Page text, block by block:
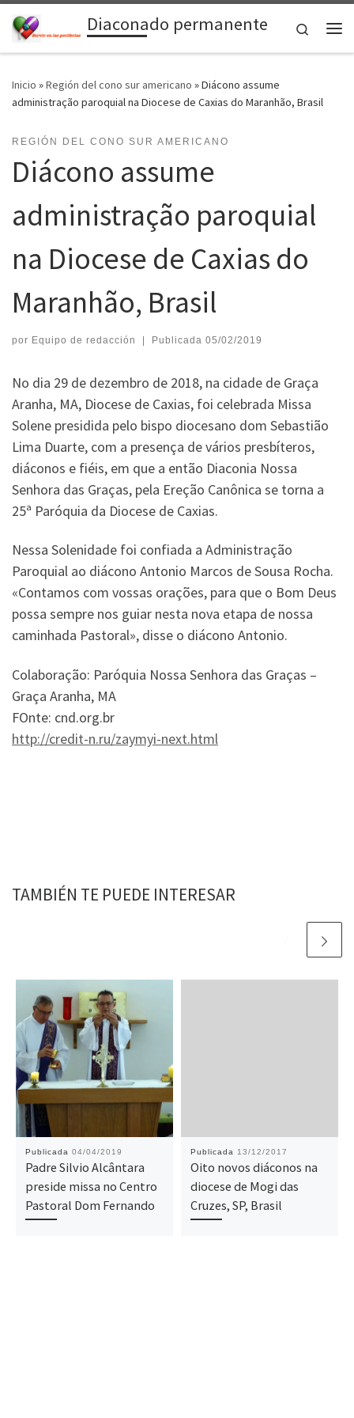
Saltar al contenidoDiaconado permanente
Search
Inicio »Región del cono sur americano »Diácono assume
administração paroquial na Diocese de Caxias do Maranhão, Brasil
REGIÓN DEL CONO SUR AMERICANO
Diácono assume
administração paroquial
na Diocese de Caxias do
Maranhão, Brasil
por Equipo de redacción | Publicada 05/02/2019
No dia 29 de dezembro de 2018, na cidade de Graça
Aranha, MA, Diocese de Caxias, foi celebrada Missa
Solene presidida pelo bispo diocesano dom Sebastião
Lima Duarte, com a presença de vários presbíteros,
diáconos e fiéis, em que a então Diaconia Nossa
Senhora das Graças, pela Ereção Canônica se torna a
25ª Paróquia da Diocese de Caxias.
Nessa Solenidade foi confiada a Administração
Paroquial ao diácono Antonio Marcos de Sousa Rocha.
«Contamos com vossas orações, para que o Bom Deus
possa sempre nos guiar nesta nova etapa de nossa
caminhada Pastoral», disse o diácono Antonio.
Colaboração: Paróquia Nossa Senhora das Graças –
Graça Aranha, MA
FOnte: cnd.org.br
http://credit-n.ru/zaymyi-next.html
TAMBIÉN TE PUEDE INTERESAR
Publicada 04/04/2019
Padre Silvio Alcântara
preside missa no Centro
Pastoral Dom Fernando
Publicada 13/12/2017
Oito novos diáconos na
diocese de Mogi das
Cruzes, SP, Brasil